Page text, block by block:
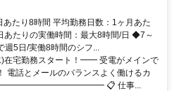
たり8時間 平均勤務日数：1ヶ月あた
あたりの実働時間：最大8時間/日 ◆7～
5日/実働8時間のシフ...
宅勤務スタート！━━ 受電がメインで
電話とメールのバランスよく働けるカ
━━━━━━━━━━━━━━ 📋 仕事...